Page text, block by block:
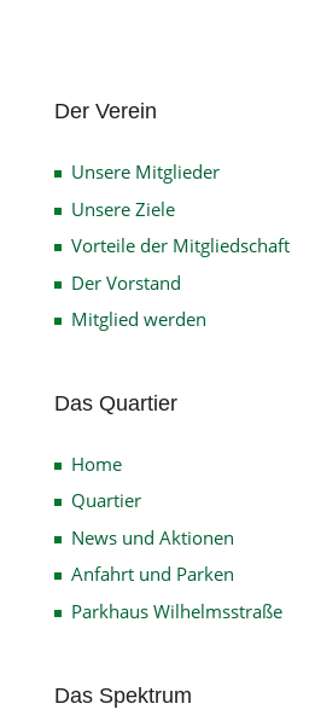
Der Verein
Unsere Mitglieder
Unsere Ziele
Vorteile der Mitgliedschaft
Der Vorstand
Mitglied werden
Das Quartier
Home
Quartier
News und Aktionen
Anfahrt und Parken
Parkhaus Wilhelmsstraße
Das Spektrum